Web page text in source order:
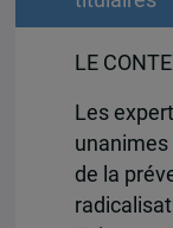
LE
Les
unanimes
de la